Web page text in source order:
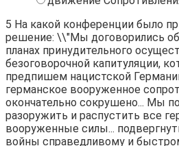
5 На какой конференции было
решение: \\"Мы договорились
планах принудительного
безоговорочной капитуляции,
предпишем нацистской
германское вооруженное
окончательно сокрушено... Мы
разоружить и распустить все
вооруженные силы...
войны справедливому и